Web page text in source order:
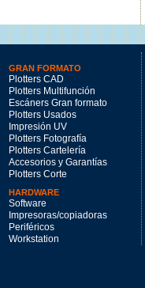
GRAN FORMATO
Plotters CAD
Plotters Multifunción
Escáners Gran formato
Plotters Usados
Impresión UV
Plotters Fotografía
Plotters Cartelería
Accesorios y Garantías
Plotters Corte
HARDWARE
Software
Impresoras/copiadoras
Periféricos
Workstation